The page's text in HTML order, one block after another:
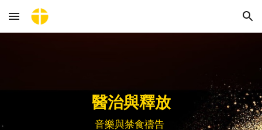
Skip to main content Skip to navigation
醫治與釋放
音樂與禁食禱告